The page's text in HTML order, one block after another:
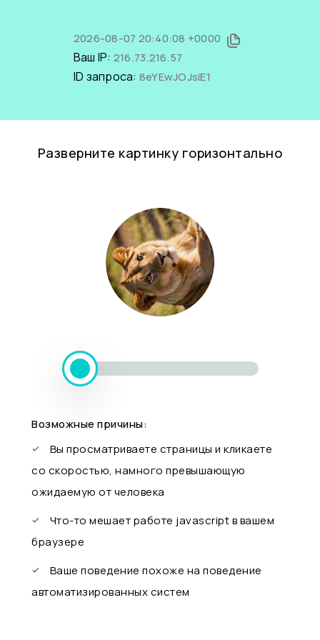
2026-08-07 20:40:08 +0000
Ваш IP: 216.73.216.57
ID запроса: 8eYEwJOJsiE1
Разверните картинку горизонтально
Возможные причины:
Вы просматриваете страницы и кликаете
со скоростью, намного превышающую
ожидаемую от человека
Что-то мешает работе javascript в вашем
браузере
Ваше поведение похоже на поведение
автоматизированных систем